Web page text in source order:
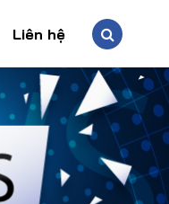
Liên hệ